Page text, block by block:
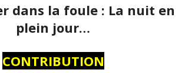
dans la foule : La nuit en
plein jour…
CONTRIBUTION